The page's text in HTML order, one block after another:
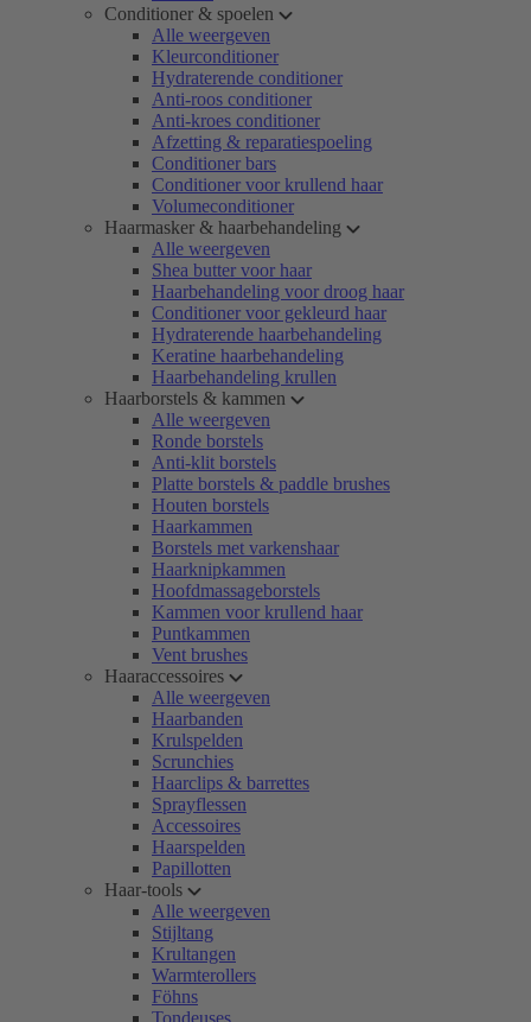
Conditioner & spoelen
Alle weergeven
Kleurconditioner
Hydraterende conditioner
Anti-roos conditioner
Anti-kroes conditioner
Afzetting & reparatiespoeling
Conditioner bars
Conditioner voor krullend haar
Volumeconditioner
Haarmasker & haarbehandeling
Alle weergeven
Shea butter voor haar
Haarbehandeling voor droog haar
Conditioner voor gekleurd haar
Hydraterende haarbehandeling
Keratine haarbehandeling
Haarbehandeling krullen
Haarborstels & kammen
Alle weergeven
Ronde borstels
Anti-klit borstels
Platte borstels & paddle brushes
Houten borstels
Haarkammen
Borstels met varkenshaar
Haarknipkammen
Hoofdmassageborstels
Kammen voor krullend haar
Puntkammen
Vent brushes
Haaraccessoires
Alle weergeven
Haarbanden
Krulspelden
Scrunchies
Haarclips & barrettes
Sprayflessen
Accessoires
Haarspelden
Papillotten
Haar-tools
Alle weergeven
Stijltang
Krultangen
Warmterollers
Föhns
Tondeuses